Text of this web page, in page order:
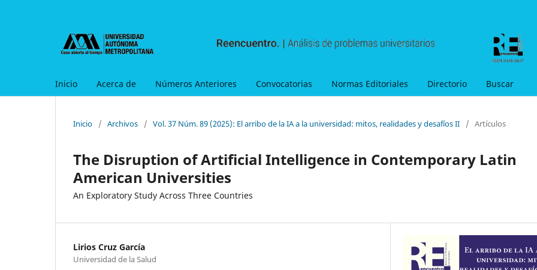
Inicio Acerca de Números Anteriores Convocatorias Normas Editoriales Directorio Buscar
Inicio / Archivos / Vol. 37 Núm. 89 (2025): El arribo de la IA a la universidad: mitos, realidades y desafíos II / Artículos
The Disruption of Artificial Intelligence in Contemporary Latin
American Universities
An Exploratory Study Across Three Countries
Lirios Cruz García
Universidad de la Salud